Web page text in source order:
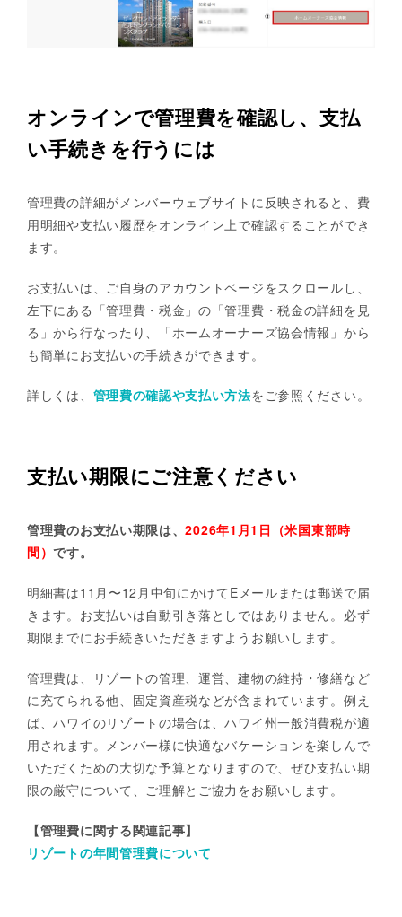
オンラインで管理費を確認し、支払
い手続きを行うには
管理費の詳細がメンバーウェブサイトに反映されると、費
用明細や支払い履歴をオンライン上で確認することができ
ます。
お支払いは、ご自身のアカウントページをスクロールし、
左下にある「管理費・税金」の「管理費・税金の詳細を見
る」から行なったり、「ホームオーナーズ協会情報」から
も簡単にお支払いの手続きができます。
詳しくは、 管理費の確認や支払い方法をご参照ください。
支払い期限にご注意ください
管理費のお支払い期限は、2026年1月1日（米国東部時
間）です。
明細書は11月〜12月中旬にかけてEメールまたは郵送で届
きます。お支払いは自動引き落としではありません。必ず
期限までにお手続きいただきますようお願いします。
管理費は、リゾートの管理、運営、建物の維持・修繕など
に充てられる他、固定資産税などが含まれています。例え
ば、ハワイのリゾートの場合は、ハワイ州一般消費税が適
用されます。メンバー様に快適なバケーションを楽しんで
いただくための大切な予算となりますので、ぜひ支払い期
限の厳守について、ご理解とご協力をお願いします。
【管理費に関する関連記事】
リゾートの年間管理費について